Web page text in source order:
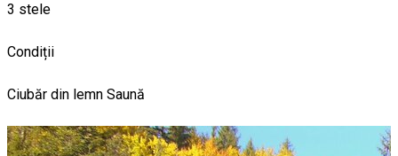
3 stele
Condiții
Ciubăr din lemn Saună